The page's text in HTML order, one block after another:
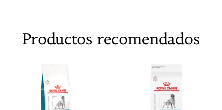
Productos recomendados